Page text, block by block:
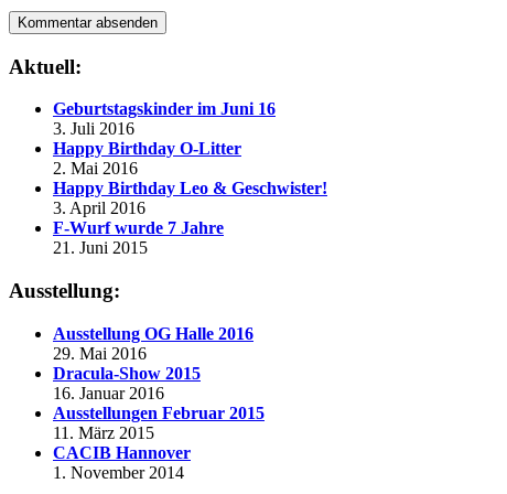
Aktuell:
Geburtstagskinder im Juni 16
3. Juli 2016
Happy Birthday O-Litter
2. Mai 2016
Happy Birthday Leo & Geschwister!
3. April 2016
F-Wurf wurde 7 Jahre
21. Juni 2015
Ausstellung:
Ausstellung OG Halle 2016
29. Mai 2016
Dracula-Show 2015
16. Januar 2016
Ausstellungen Februar 2015
11. März 2015
CACIB Hannover
1. November 2014